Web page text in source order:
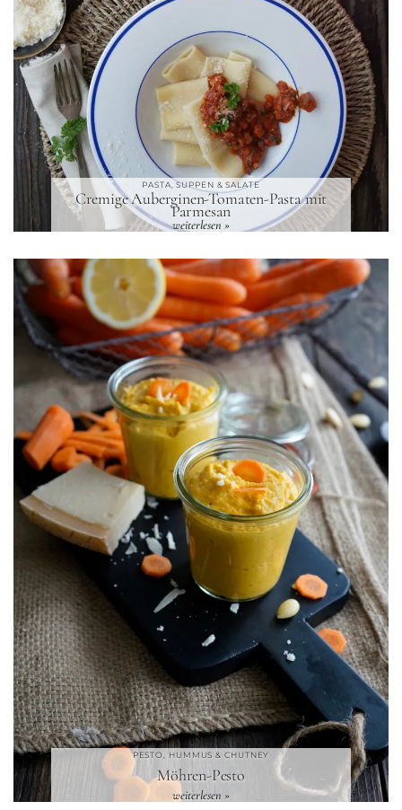
PASTA, SUPPEN & SALATE
Cremige Auberginen-Tomaten-Pasta mit
Parmesan
weiterlesen »
PESTO, HUMMUS & CHUTNEY
Möhren-Pesto
weiterlesen »